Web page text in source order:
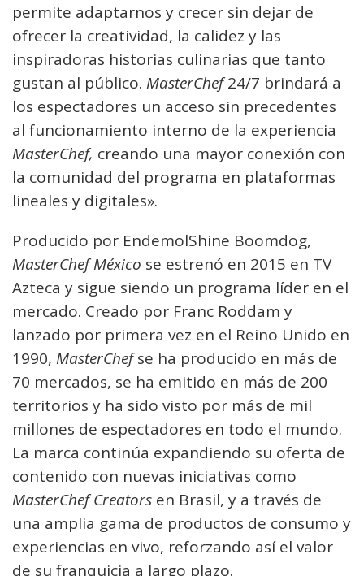
permite adaptarnos y crecer sin dejar de
ofrecer la creatividad, la calidez y las
inspiradoras historias culinarias que tanto
gustan al público. MasterChef24/7 brindará a
los espectadores un acceso sin precedentes
al funcionamiento interno de la experiencia
MasterChef, creando una mayor conexión con
la comunidad del programa en plataformas
lineales y digitales».
Producido por EndemolShine Boomdog,
MasterChef México se estrenó en 2015 en TV
Azteca y sigue siendo un programa líder en el
mercado. Creado por Franc Roddam y
lanzado por primera vez en el Reino Unido en
1990, MasterChefse ha producido en más de
70 mercados, se ha emitido en más de 200
territorios y ha sido visto por más de mil
millones de espectadores en todo el mundo.
La marca continúa expandiendo su oferta de
contenido con nuevas iniciativas como
MasterChef Creators en Brasil, y a través de
una amplia gama de productos de consumo y
experiencias en vivo, reforzando así el valor
de su franquicia a largo plazo.